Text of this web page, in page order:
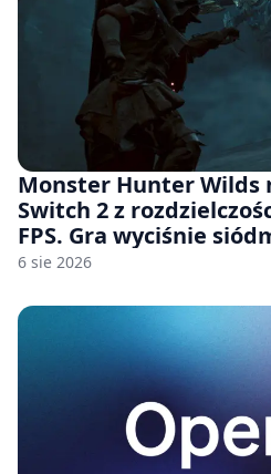
Monster Hunter Wilds
Switch 2 z
FPS. Gra wyciśnie
6 sie 2026